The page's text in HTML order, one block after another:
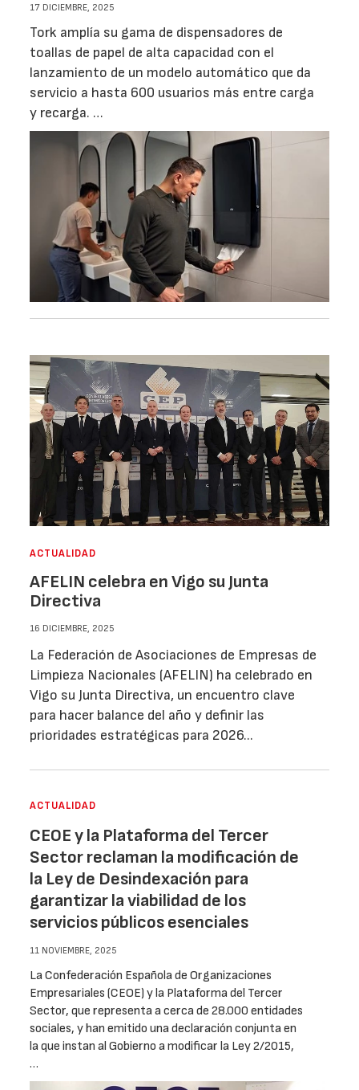
17 DICIEMBRE, 2025
Tork amplía su gama de dispensadores de
toallas de papel de alta capacidad con el
lanzamiento de un modelo automático que da
servicio a hasta 600 usuarios más entre carga
y recarga. …
ACTUALIDAD
AFELIN celebra en Vigo su Junta
Directiva
16 DICIEMBRE, 2025
La Federación de Asociaciones de Empresas de
Limpieza Nacionales (AFELIN) ha celebrado en
Vigo su Junta Directiva, un encuentro clave
para hacer balance del año y definir las
prioridades estratégicas para 2026...
ACTUALIDAD
CEOE y la Plataforma del Tercer
Sector reclaman la modificación de
la Ley de Desindexación para
garantizar la viabilidad de los
servicios públicos esenciales
11 NOVIEMBRE, 2025
La Confederación Española de Organizaciones
Empresariales (CEOE) y la Plataforma del Tercer
Sector, que representa a cerca de 28.000 entidades
sociales, y han emitido una declaración conjunta en
la que instan al Gobierno a modificar la Ley 2/2015,
…